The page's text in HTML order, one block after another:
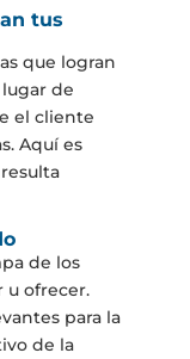
tus
que logran
de
el cliente
Aquí es
de los
u ofrecer.
para la
de la